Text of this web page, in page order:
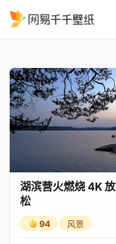
湖滨营火燃烧 4K 放
松
94 风景